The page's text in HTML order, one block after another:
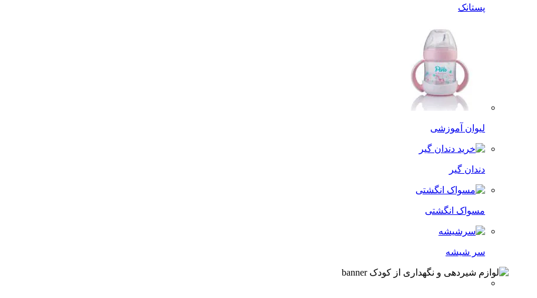
پستانک
لیوان آموزشی
دندان گیر
مسواک انگشتی
سر شیشه